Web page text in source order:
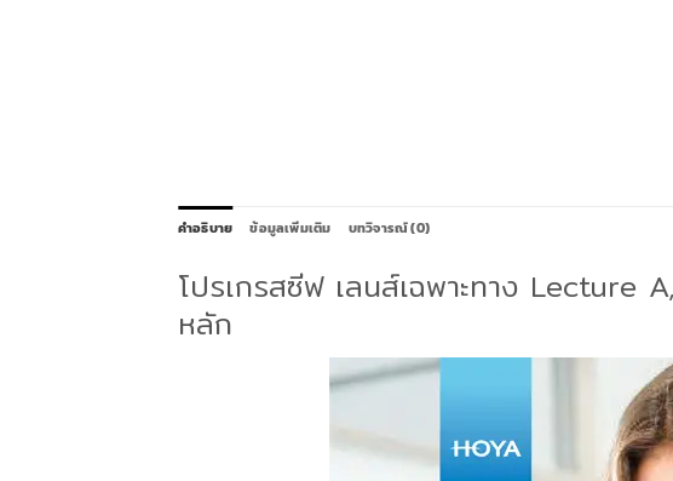
คำอธิบาย ข้อมูลเพิ่มเติม บทวิจารณ์ (0)
โปรเกรสซีฟ เลนส์เฉพาะทาง Lecture
หลัก